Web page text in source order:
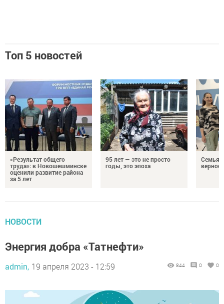
Топ 5 новостей
«Результат общего
труда»: в Новошешминске
оценили развитие района
за 5 лет
95 лет — это не просто
годы, это эпоха
Семья
НОВОСТИ
Энергия добра «Татнефти»
admin, 19 апреля 2023 - 12:59 844 0 0